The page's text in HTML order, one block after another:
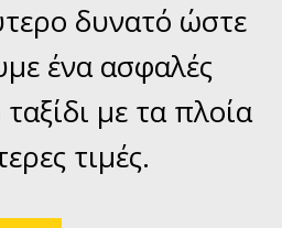
δυνατό ώστε
ένα ασφαλές
με τα πλοία
τιμές.